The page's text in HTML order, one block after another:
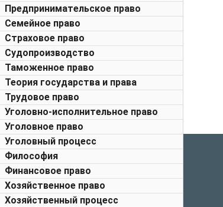
Предпринимательское право
Семейное право
Страховое право
Судопроизводство
Таможенное право
Теория государства и права
Трудовое право
Уголовно-исполнительное право
Уголовное право
Уголовный процесс
Философия
Финансовое право
Хозяйственное право
Хозяйственный процесс